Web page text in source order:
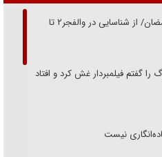
از گمنام‌ترین فرماندهان شهید جنگ رمضان/ از شناسایی در والفجر۲ تا
گفتم فیلمبردار غش کرد و افتاد
نیست